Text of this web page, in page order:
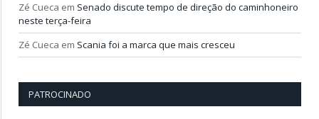
Zé Cueca em Senado discute tempo de direção do caminhoneiro
neste terça-feira
Zé Cueca em Scania foi a marca que mais cresceu
PATROCINADO